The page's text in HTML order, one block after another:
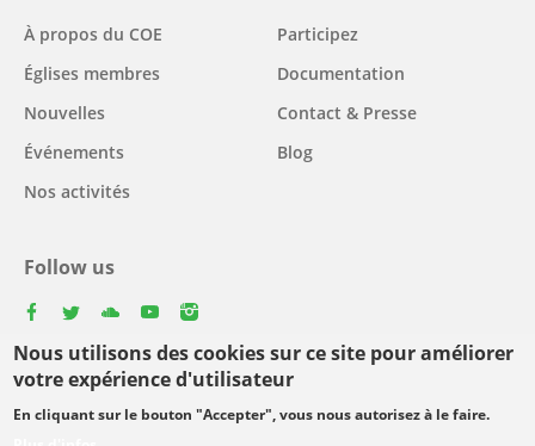
Nous utilisons des cookies sur ce site pour améliorer
votre expérience d'utilisateur
En cliquant sur le bouton "Accepter", vous nous autorisez à le faire.
Main
navigation
À propos du COE
Églises membres
Nouvelles
Événements
Nos activités
Participez
Documentation
Contact & Presse
Blog
Follow us
Select
your
Footer